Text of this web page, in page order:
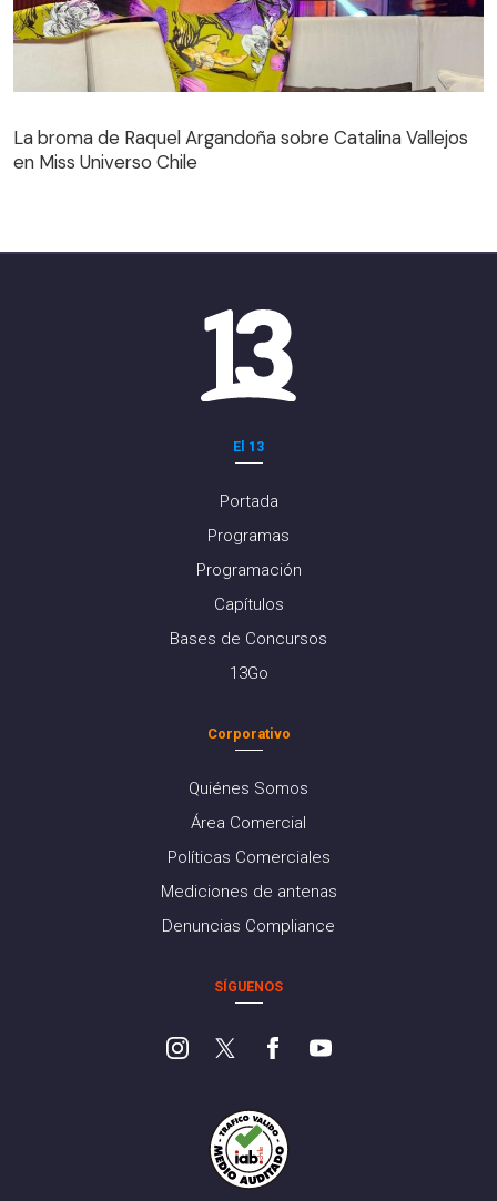
La broma de Raquel Argandoña sobre Catalina Vallejos
en Miss Universo Chile
El 13
Portada
Programas
Programación
Capítulos
Bases de Concursos
13Go
Corporativo
Quiénes Somos
Área Comercial
Políticas Comerciales
Mediciones de antenas
Denuncias Compliance
SÍGUENOS